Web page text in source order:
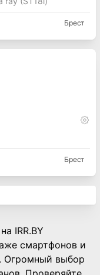
Брест
Брест
IRR.BY
смартфонов и
Огромный выбор